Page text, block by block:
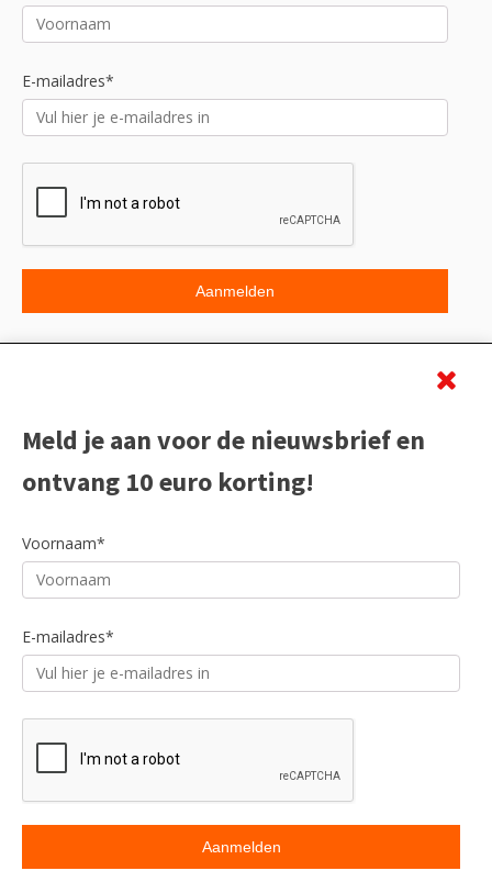
E-mailadres*
Meld je aan voor de nieuwsbrief en
ontvang 10 euro korting!
Voornaam*
E-mailadres*